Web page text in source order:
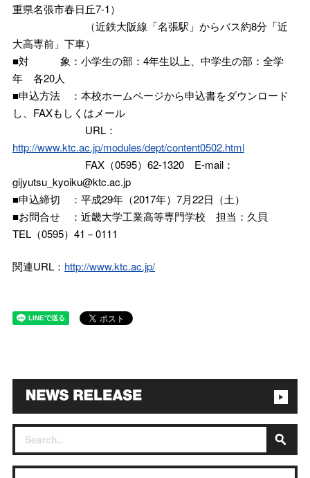
重県名張市春日丘7-1）
（近鉄大阪線「名張駅」からバス約8分「近
大高専前」下車）
■対 象：小学生の部：4年生以上、中学生の部：全学
年 各20人
■申込方法 ：本校ホームページから申込書をダウンロード
し、FAXもしくはメール
URL：
http://www.ktc.ac.jp/modules/dept/content0502.html
FAX（0595）62-1320 E-mail：
gijyutsu_kyoiku@ktc.ac.jp
■申込締切 ：平成29年（2017年）7月22日（土）
■お問合せ ：近畿大学工業高等専門学校 担当：久貝
TEL（0595）41－0111
関連URL： http://www.ktc.ac.jp/